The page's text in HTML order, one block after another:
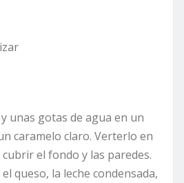
unas gotas de agua en un
caramelo claro. Verterlo en
el fondo y las paredes.
queso, la leche condensada,